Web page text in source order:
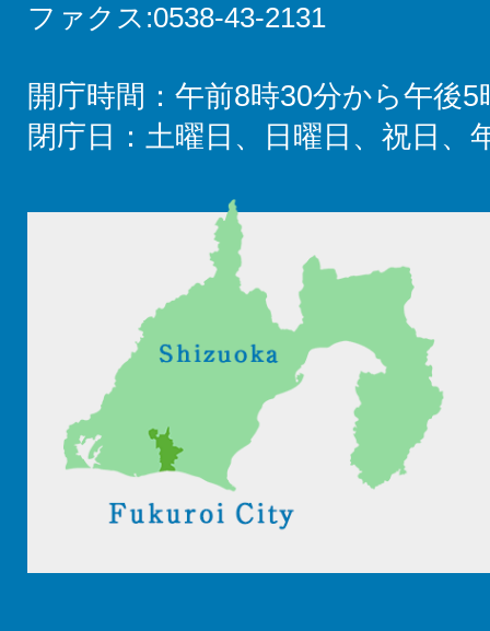
ファクス:0538-43-2131
開庁時間：午前8時30分から午後5
閉庁日：土曜日、日曜日、祝日、